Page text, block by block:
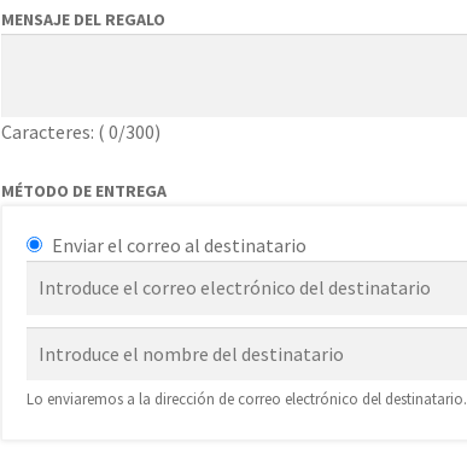
MENSAJE DEL REGALO
Caracteres: ( 0/300)
MÉTODO DE ENTREGA
Enviar el correo al destinatario
Lo enviaremos a la dirección de correo electrónico del destinatario.